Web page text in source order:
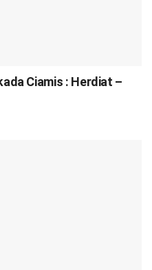
Ciamis : Herdiat –